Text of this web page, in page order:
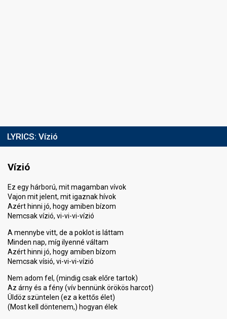
LYRICS: Vízió
Vízió
Ez egy hárború, mit magamban vívok
Vajon mit jelent, mit igaznak hívok
Azért hinni jó, hogy amiben bízom
Nemcsak vízió, vi-vi-vi-vízió
A mennybe vitt, de a poklot is láttam
Minden nap, míg ilyenné váltam
Azért hinni jó, hogy amiben bízom
Nemcsak vísió, vi-vi-vi-vízió
Nem adom fel, (mindig csak előre tartok)
Az árny és a fény (vív bennünk örökös harcot)
Üldöz szüntelen (ez a kettős élet)
(Most kell döntenem,) hogyan élek